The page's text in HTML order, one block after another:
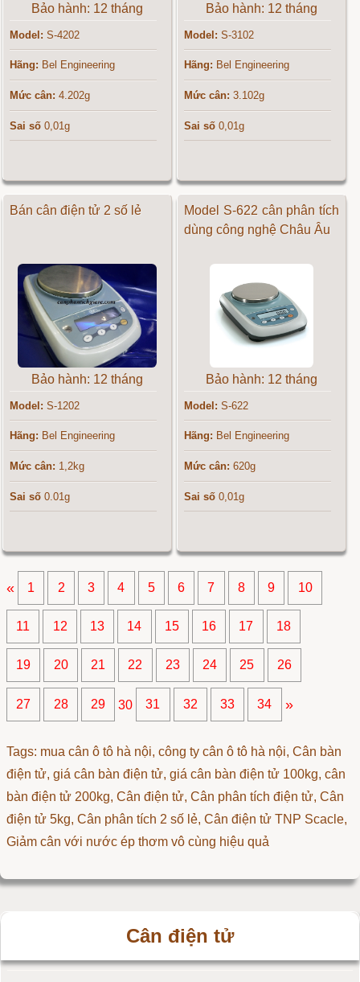
Bảo hành: 12 tháng
Model: S-4202
Hãng: Bel Engineering
Mức cân: 4.202g
Sai số 0,01g
Bảo hành: 12 tháng
Model: S-3102
Hãng: Bel Engineering
Mức cân: 3.102g
Sai số 0,01g
Bán cân điện tử 2 số lẻ
Bảo hành: 12 tháng
Model: S-1202
Hãng: Bel Engineering
Mức cân: 1,2kg
Sai số 0.01g
Model S-622 cân phân tích
dùng công nghệ Châu Âu
Bảo hành: 12 tháng
Model: S-622
Hãng: Bel Engineering
Mức cân: 620g
Sai số 0,01g
« 1 2 3 4 5 6 7 8 9 10
11 12 13 14 15 16 17 18
19 20 21 22 23 24 25 26
27 28 29 30 31 32 33 34 »
Tags: mua cân ô tô hà nội, công ty cân ô tô hà nội, Cân bàn
điện tử, giá cân bàn điện tử, giá cân bàn điện tử 100kg, cân
bàn điện tử 200kg, Cân điện tử, Cân phân tích điện tử, Cân
điện tử 5kg, Cân phân tích 2 số lẻ, Cân điện tử TNP Scacle,
Giảm cân với nước ép thơm vô cùng hiệu quả
Cân điện tử